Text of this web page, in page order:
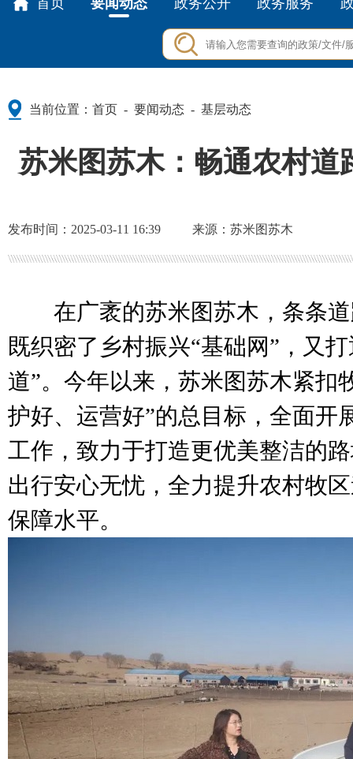
首页 要闻动态 政务公开 政务服务
当前位置： 首页 - 要闻动态 - 基层动态
苏米图苏木：畅通农村道
发布时间：2025-03-11 16:39 来源：苏米图苏木
在广袤的苏米图苏木，条条道
既织密了乡村振兴“基础网”，又
道”。今年以来，苏米图苏木紧扣
护好、运营好”的总目标，全面开
工作，致力于打造更优美整洁的
出行安心无忧，全力提升农村牧
保障水平。